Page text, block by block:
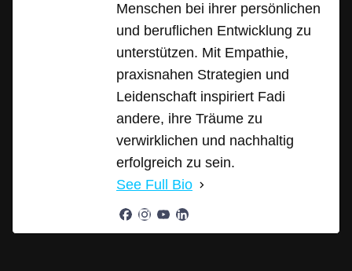
Menschen bei ihrer persönlichen
und beruflichen Entwicklung zu
unterstützen. Mit Empathie,
praxisnahen Strategien und
Leidenschaft inspiriert Fadi
andere, ihre Träume zu
verwirklichen und nachhaltig
erfolgreich zu sein.
See Full Bio